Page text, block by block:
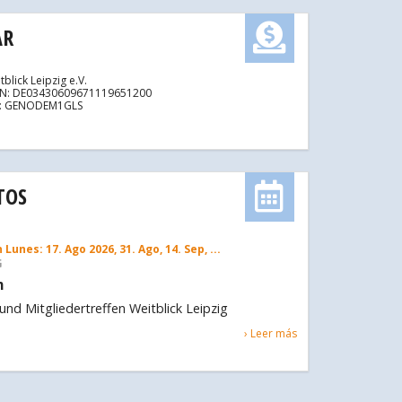
Leipzig e.V.
DE03430609671119651200
GENODEM1GLS
Lunes: 17. Ago 2026, 31. Ago, 14. Sep, ...
Mitgliedertreffen Weitblick Leipzig
› Leer más